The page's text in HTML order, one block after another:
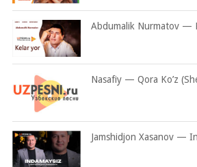
Abdumalik Nurmatov —
Nasafiy — Qora Ko’z
Jamshidjon Xasanov —